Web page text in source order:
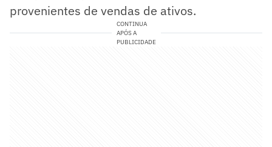
provenientes de vendas de ativos.
CONTINUA
APÓS A
PUBLICIDADE